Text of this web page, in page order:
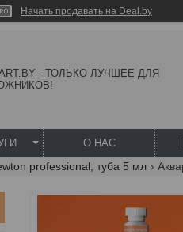
Начать продавать на Deal.by
- ТОЛЬКО ЛУЧШЕЕ ДЛЯ
О НАС
professional, туба 5 мл